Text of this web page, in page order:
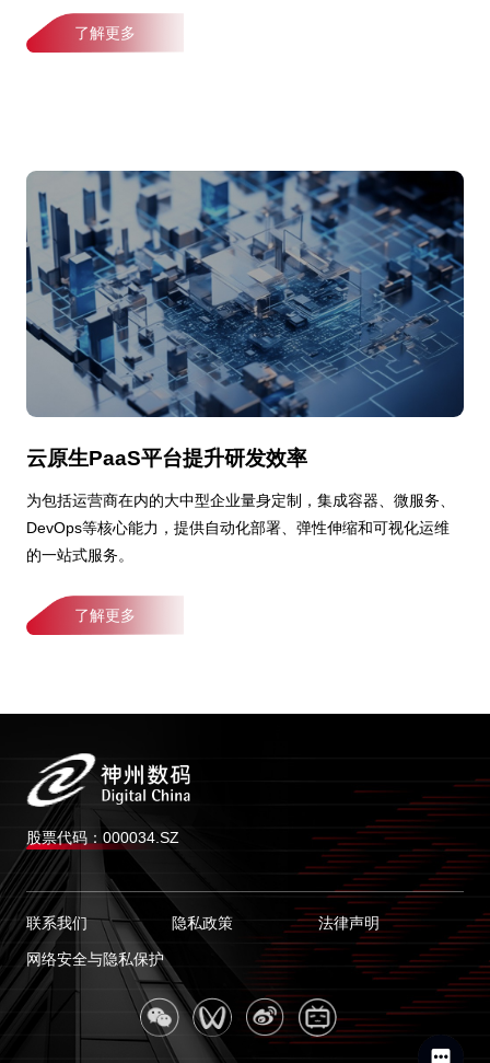
了解更多
云原生PaaS平台提升研发效率
为包括运营商在内的大中型企业量身定制，集成容器、微服务、
DevOps等核心能力，提供自动化部署、弹性伸缩和可视化运维
的一站式服务。
了解更多
股票代码：000034.SZ
联系我们 隐私政策 法律声明
网络安全与隐私保护